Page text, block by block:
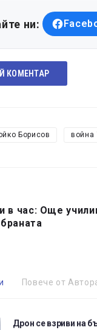
ни:
КОМЕНТАР
Борисов война
в час: Още
Повече от
Дрон се взриви на